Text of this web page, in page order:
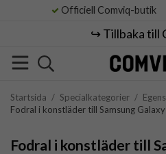
Officiell Comviq-butik
↪️ Tillbaka till
Startsida / Specialkategorier /
Fodral i konstläder till Samsung
Fodral i konstläder till